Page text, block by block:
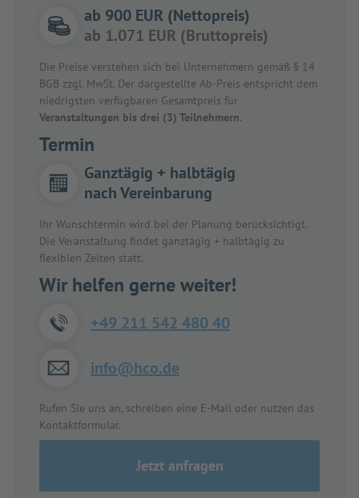
ab 900 EUR (Nettopreis)
ab 1.071 EUR (Bruttopreis)
Die Preise verstehen sich bei Unternehmern gemäß § 14
BGB zzgl. MwSt. Der dargestellte Ab-Preis entspricht dem
niedrigsten verfügbaren Gesamtpreis für
Veranstaltungen bis drei (3) Teilnehmern.
Termin
Ganztägig + halbtägig
nach Vereinbarung
Ihr Wunschtermin wird bei der Planung berücksichtigt.
Die Veranstaltung findet ganztägig + halbtägig zu
flexiblen Zeiten statt.
Wir helfen gerne weiter!
+49 211 542 480 40
info@hco.de
Rufen Sie uns an, schreiben eine E-Mail oder nutzen das
Kontaktformular.
Jetzt anfragen